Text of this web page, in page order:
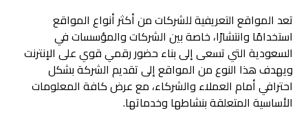
تعد المواقع التعريفية للشركات من أكثر أنواع المواقع
استخدامًا وانتشارًا، خاصة بين الشركات والمؤسسات في
السعودية التي تسعى إلى بناء حضور رقمي قوي على الإنترنت
ويهدف هذا النوع من المواقع إلى تقديم الشركة بشكل
احترافي أمام العملاء والشركاء، مع عرض كافة المعلومات
الأساسية المتعلقة بنشاطها وخدماتها.